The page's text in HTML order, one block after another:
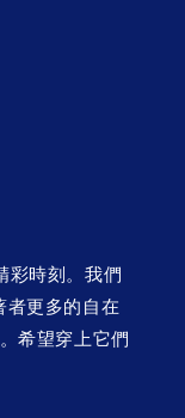
彩時刻。我們
者更多的自在
希望穿上它們